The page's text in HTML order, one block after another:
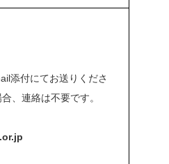
添付にてお送りくださ
、連絡は不要です。